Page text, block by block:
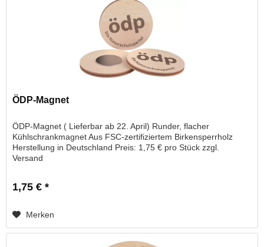
ÖDP-Magnet
ÖDP-Magnet ( Lieferbar ab 22. April) Runder, flacher
Kühlschrankmagnet Aus FSC-zertifiziertem Birkensperrholz
Herstellung in Deutschland Preis: 1,75 € pro Stück zzgl.
Versand
1,75 € *
Merken